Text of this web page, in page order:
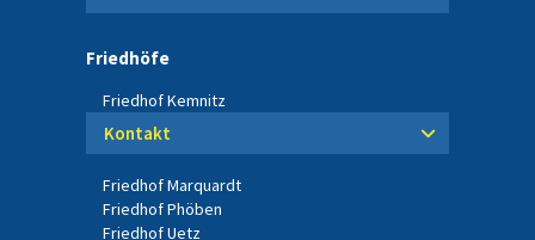
Friedhöfe
Friedhof Kemnitz
Kontakt
Friedhof Marquardt
Friedhof Phöben
Friedhof Uetz